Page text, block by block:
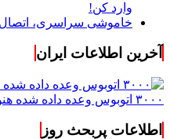
وارد کن!
خاموشی سراسری، اتصال
آخرین اطلاعات ایران
۳۰۰۰ اتوبوس وعده داده شده هنوز وارد طرح اربعین نشده است
اطلاعات پربحث روز